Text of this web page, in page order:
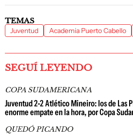
TEMAS
Juventud Academia Puerto Cabello
SEGUÍ LEYENDO
COPA SUDAMERICANA
Juventud 2-2 Atlético Mineiro: los de Las
enorme empate en la hora, por Copa
QUEDÓ PICANDO